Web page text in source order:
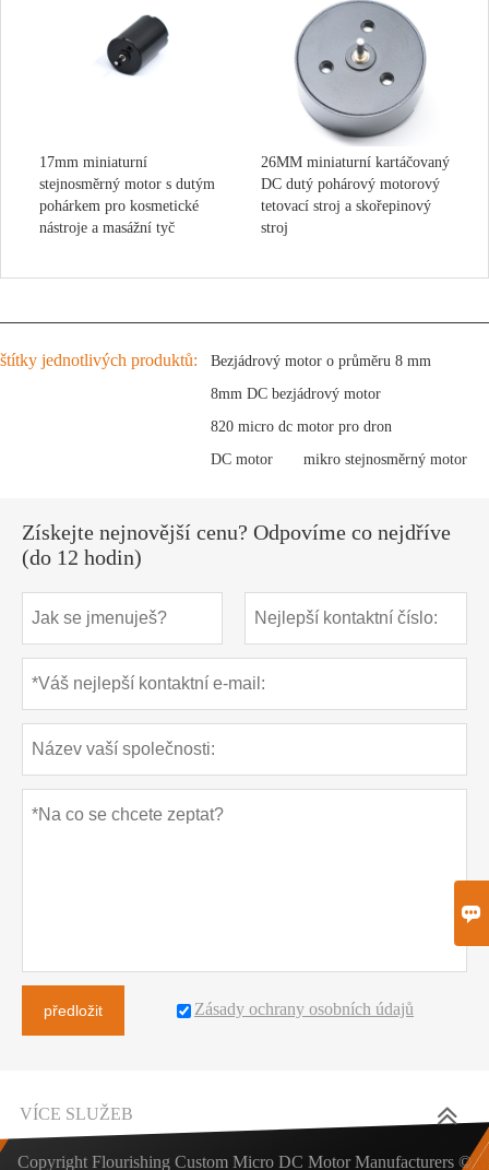
17mm miniaturní
stejnosměrný motor s dutým
pohárkem pro kosmetické
nástroje a masážní tyč
26MM miniaturní kartáčovaný
DC dutý pohárový motorový
tetovací stroj a skořepinový
stroj
štítky jednotlivých produktů:
Bezjádrový motor o průměru 8 mm
8mm DC bezjádrový motor
820 micro dc motor pro dron
DC motor
mikro stejnosměrný motor
Získejte nejnovější cenu? Odpovíme co nejdříve
(do 12 hodin)
předložit Zásady ochrany osobních údajů
VÍCE SLUŽEB
Copyright Flourishing Custom Micro DC Motor Manufacturers ©
